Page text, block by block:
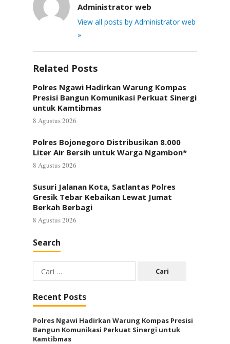
Administrator web
View all posts by Administrator web
»
Related Posts
Polres Ngawi Hadirkan Warung Kompas
Presisi Bangun Komunikasi Perkuat Sinergi
untuk Kamtibmas
8 Agustus 2026
Polres Bojonegoro Distribusikan 8.000
Liter Air Bersih untuk Warga Ngambon*
8 Agustus 2026
Susuri Jalanan Kota, Satlantas Polres
Gresik Tebar Kebaikan Lewat Jumat
Berkah Berbagi
8 Agustus 2026
Search
Cari
untuk:
Recent Posts
Polres Ngawi Hadirkan Warung Kompas Presisi
Bangun Komunikasi Perkuat Sinergi untuk
Kamtibmas